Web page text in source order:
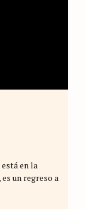
en la
un regreso a